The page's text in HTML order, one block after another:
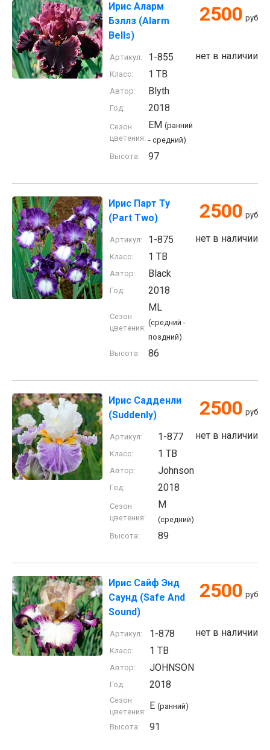
Ирис Аларм
Бэллз (Alarm
Bells)
2500 руб
нет в наличии
Артикул: 1-855
Класс: 1 TB
Автор: Blyth
Год: 2018
Сезон
цветения:
EM (ранний
- средний)
Высота:
97
Ирис Парт Ту
(Part Two)
2500 руб
нет в наличии
Артикул: 1-875
Класс: 1 TB
Автор: Black
Год: 2018
Сезон
цветения:
ML
(средний -
поздний)
Высота:
86
Ирис Садденли
(Suddenly)
2500 руб
нет в наличии
Артикул: 1-877
Класс: 1 TB
Автор: Johnson
Год: 2018
Сезон
цветения:
M
(средний)
Высота:
89
Ирис Сайф Энд
Саунд (Safe And
Sound)
2500 руб
нет в наличии
Артикул: 1-878
Класс: 1 TB
Автор: JOHNSON
Год: 2018
Сезон
цветения:
E (ранний)
Высота: 91